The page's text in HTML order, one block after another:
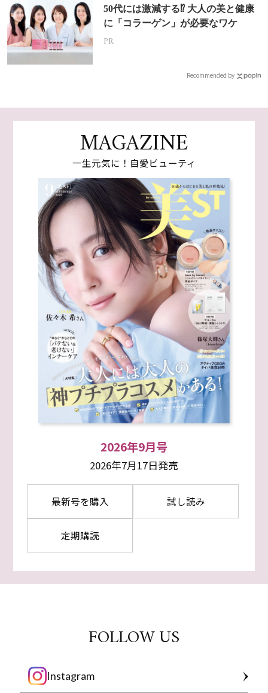
50代には激減する⁉ 大人の美と健康
に「コラーゲン」が必要なワケ
PR
Recommended by
MAGAZINE
一生元気に！自愛ビューティ
2026年9月号
2026年7月17日発売
最新号を購入 試し読み
定期購読
FOLLOW US
Instagram